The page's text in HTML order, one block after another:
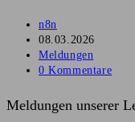
Beitrags-
Autor:
n8n
Beitrag
veröffentlicht:
08.03.2026
Beitrags-
Kategorie:
Meldungen
Beitrags-
0 Kommentare
Meldungen unserer